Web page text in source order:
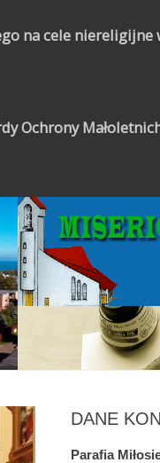
na cele
Ochrony
DANE
Parafia